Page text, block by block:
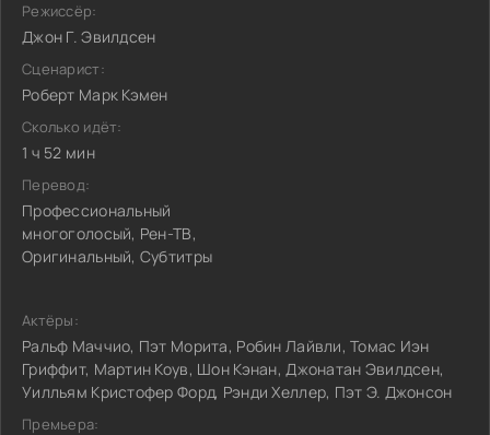
Режиссёр:
Джон Г. Эвилдсен
Сценарист:
Роберт Марк Кэмен
Сколько идёт:
1 ч 52 мин
Перевод:
Профессиональный
многоголосый, Рен-ТВ,
Оригинальный, Субтитры
Актёры:
Ральф Маччио, Пэт Морита, Робин Лайвли, Томас Иэн
Гриффит, Мартин Коув, Шон Кэнан, Джонатан Эвилдсен,
Уилльям Кристофер Форд, Рэнди Хеллер, Пэт Э. Джонсон
Премьера: